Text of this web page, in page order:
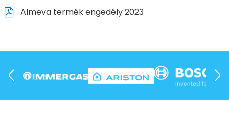
Almeva termék engedély 2023